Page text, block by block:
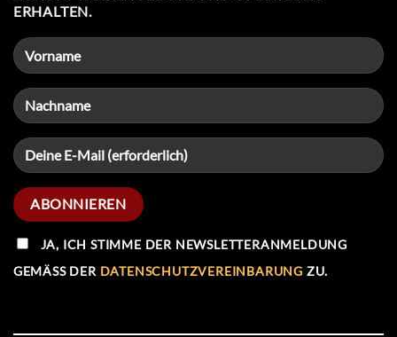
ERHALTEN.
JA, ICH STIMME DER NEWSLETTERANMELDUNG
GEMÄSS DER DATENSCHUTZVEREINBARUNG ZU.